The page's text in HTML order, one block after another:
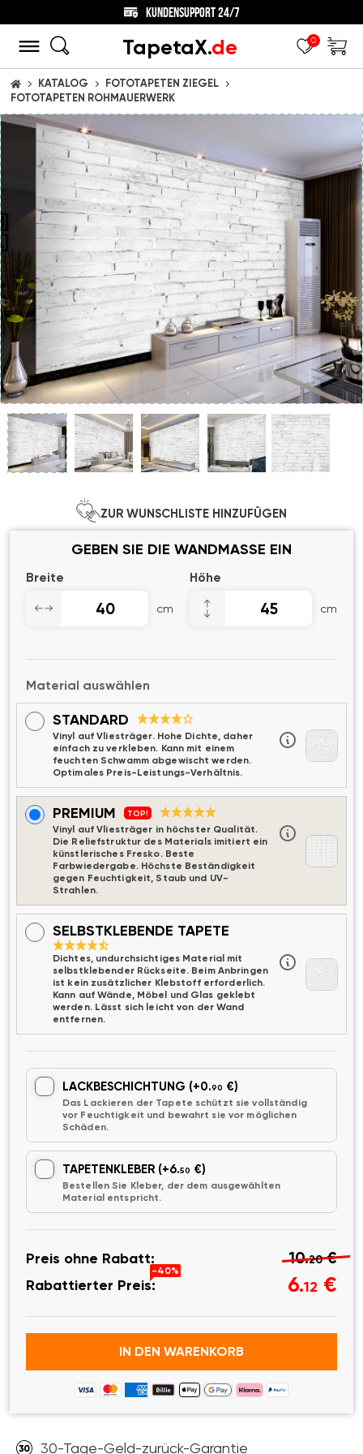
KUNDENSUPPORT 24/7
TapetaX.de 0
STARTSEITE
KATALOG
FOTOTAPETEN ZIEGEL
FOTOTAPETEN ROHMAUERWERK
ZUR WUNSCHLISTE HINZUFÜGEN
GEBEN SIE DIE WANDMASSE EIN
Breite
cm
Höhe
cm
Material auswählen
STANDARD
Vinyl auf Vliesträger. Hohe Dichte, daher
einfach zu verkleben. Kann mit einem
feuchten Schwamm abgewischt werden.
Optimales Preis-Leistungs-Verhältnis.
PREMIUM TOP!
Vinyl auf Vliesträger in höchster Qualität.
Die Reliefstruktur des Materials imitiert ein
künstlerisches Fresko. Beste
Farbwiedergabe. Höchste Beständigkeit
gegen Feuchtigkeit, Staub und UV-
Strahlen.
SELBSTKLEBENDE TAPETE
Dichtes, undurchsichtiges Material mit
selbstklebender Rückseite. Beim Anbringen
ist kein zusätzlicher Klebstoff erforderlich.
Kann auf Wände, Möbel und Glas geklebt
werden. Lässt sich leicht von der Wand
entfernen.
LACKBESCHICHTUNG (+0.90 €)
Das Lackieren der Tapete schützt sie vollständig
vor Feuchtigkeit und bewahrt sie vor möglichen
Schäden.
TAPETENKLEBER (+6.50 €)
Bestellen Sie Kleber, der dem ausgewählten
Material entspricht.
Preis ohne Rabatt: 10.20€
Rabattierter Preis:
-40%
6.12 €
IN DEN WARENKORB
30-Tage-Geld-zurück-Garantie